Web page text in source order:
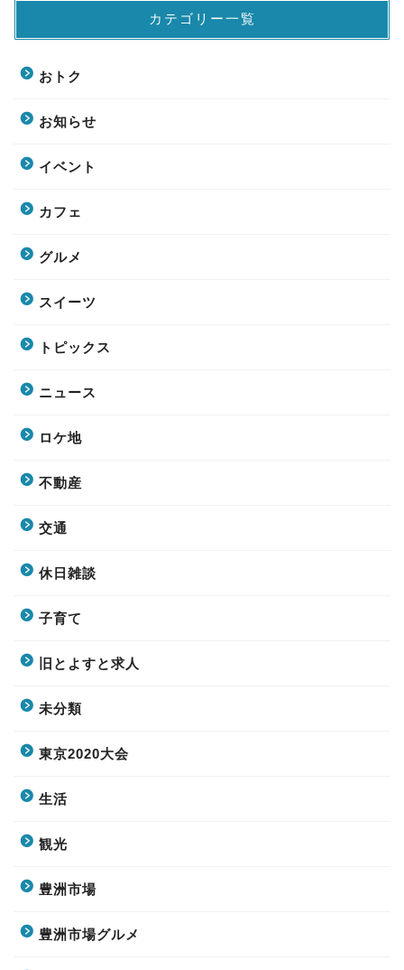
カテゴリー一覧
おトク
お知らせ
イベント
カフェ
グルメ
スイーツ
トピックス
ニュース
ロケ地
不動産
交通
休日雑談
子育て
旧とよすと求人
未分類
東京2020大会
生活
観光
豊洲市場
豊洲市場グルメ